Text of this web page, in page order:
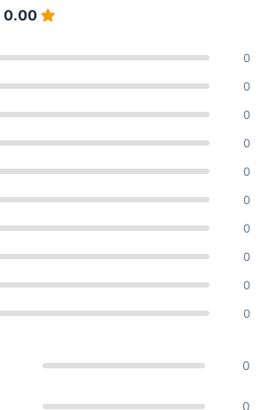
0.00
0
0
0
0
0
0
0
0
0
0
0
0